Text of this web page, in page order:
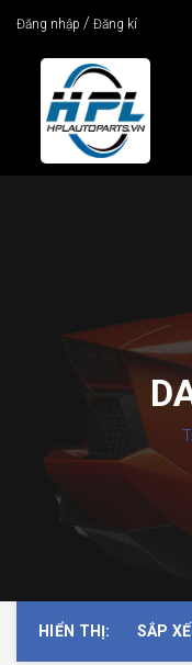
Đăng nhập / Đăng kí
HIỂN THỊ: SẮP